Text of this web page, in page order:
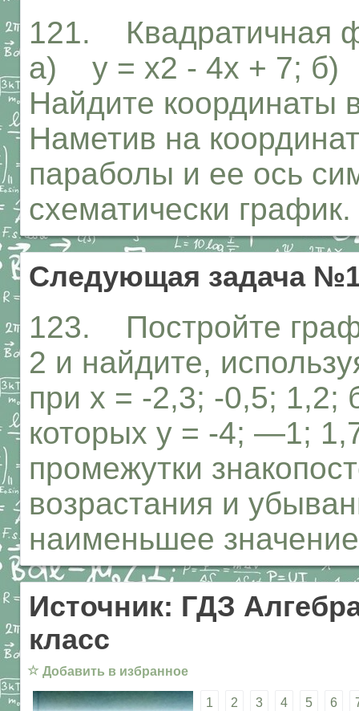
121. Квадратичная
а) у = х2 - 4х + 7; б)
Найдите
Наметив на
параболы и ее ось
схематически график.
Следующая задача
123. Постройте
2 и найдите,
при х = -2,3; -0,5;
которых у = -4; —1;
промежутки
возрастания и
наименьшее
Источник: ГДЗ
класс
☆ Добавить в избранное
1 2 3 4 5 6